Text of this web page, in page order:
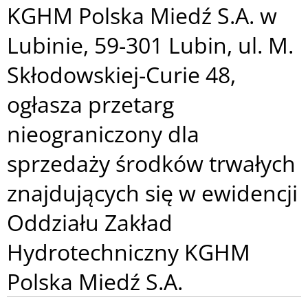
KGHM Polska Miedź S.A. w
Lubinie, 59-301 Lubin, ul. M.
Skłodowskiej-Curie 48,
ogłasza przetarg
nieograniczony dla
sprzedaży środków trwałych
znajdujących się w ewidencji
Oddziału Zakład
Hydrotechniczny KGHM
Polska Miedź S.A.